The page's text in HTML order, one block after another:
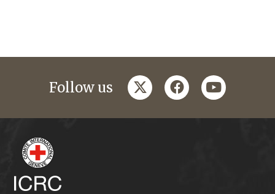
Follow us twitterfacebookyoutube